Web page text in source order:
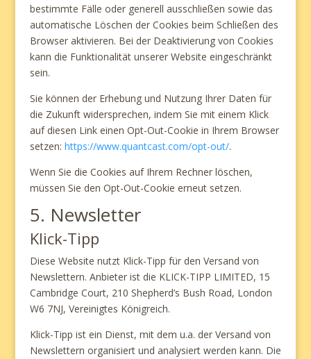
bestimmte Fälle oder generell ausschließen sowie das
automatische Löschen der Cookies beim Schließen des
Browser aktivieren. Bei der Deaktivierung von Cookies
kann die Funktionalität unserer Website eingeschränkt
sein.
Sie können der Erhebung und Nutzung Ihrer Daten für
die Zukunft widersprechen, indem Sie mit einem Klick
auf diesen Link einen Opt-Out-Cookie in Ihrem Browser
setzen: https://www.quantcast.com/opt-out/.
Wenn Sie die Cookies auf Ihrem Rechner löschen,
müssen Sie den Opt-Out-Cookie erneut setzen.
5. Newsletter
Klick-Tipp
Diese Website nutzt Klick-Tipp für den Versand von
Newslettern. Anbieter ist die KLICK-TIPP LIMITED, 15
Cambridge Court, 210 Shepherd’s Bush Road, London
W6 7NJ, Vereinigtes Königreich.
Klick-Tipp ist ein Dienst, mit dem u.a. der Versand von
Newslettern organisiert und analysiert werden kann. Die